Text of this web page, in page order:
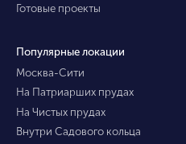
Готовые проекты
Популярные локации
Москва-Сити
На Патриарших прудах
На Чистых прудах
Внутри Садового кольца